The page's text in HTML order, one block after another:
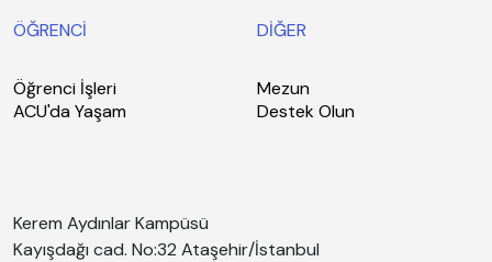
ÖĞRENCİ
Öğrenci İşleri
ACU'da Yaşam
DİĞER
Mezun
Destek Olun
Kerem Aydınlar Kampüsü
Kayışdağı cad. No:32 Ataşehir/İstanbul